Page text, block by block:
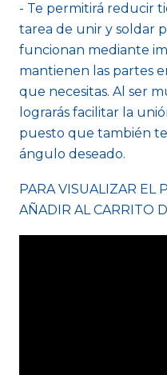
- Te permitirá reducir
tarea de unir y soldar
funcionan mediante
mantienen las partes
que necesitas. Al ser
lograrás facilitar la
puesto que también
ángulo deseado.
PARA VISUALIZAR EL
AÑADIR AL CARRITO